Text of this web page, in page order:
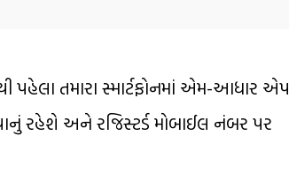
પહેલા તમારા સ્માર્ટફોનમાં એમ-આધાર એપ
રહેશે અને રજિસ્ટર્ડ મોબાઈલ નંબર પર